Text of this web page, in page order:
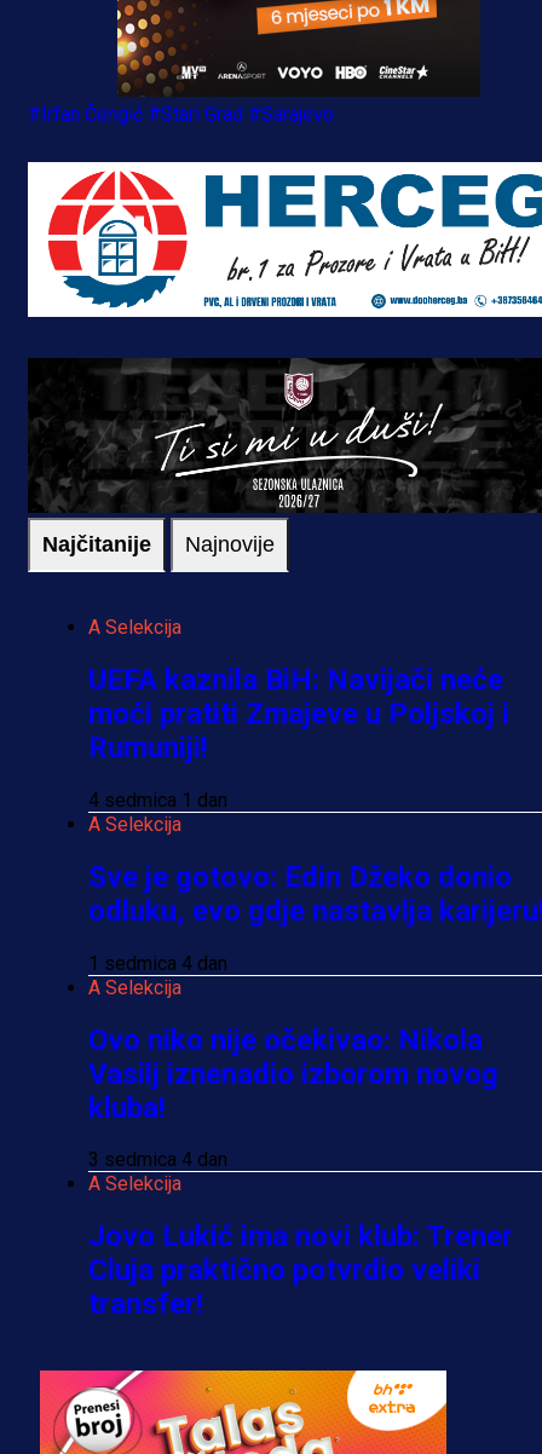
#Irfan Čengić #Stari Grad #Sarajevo
Najčitanije Najnovije
A Selekcija
UEFA kaznila BiH: Navijači neće
moći pratiti Zmajeve u Poljskoj i
Rumuniji!
4 sedmica 1 dan
A Selekcija
Sve je gotovo: Edin Džeko donio
odluku, evo gdje nastavlja
1 sedmica 4 dan
A Selekcija
Ovo niko nije očekivao: Nikola
Vasilj iznenadio izborom novog
kluba!
3 sedmica 4 dan
A Selekcija
Jovo Lukić ima novi klub: Trener
Cluja praktično potvrdio veliki
transfer!
A Selekcija
Stigla potvrda od predsjednika